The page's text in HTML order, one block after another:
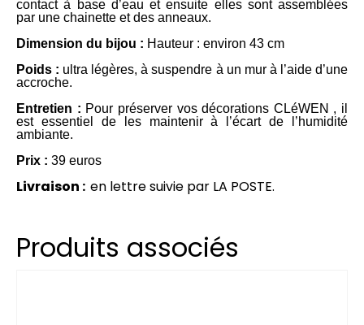
contact à base d’eau et ensuite elles sont assemblées
par une chainette et des anneaux.
Dimension du bijou : Hauteur : environ 43 cm
Poids : ultra légères, à suspendre à un mur à l’aide d’une
accroche.
Entretien : Pour préserver vos décorations CLéWEN , il
est essentiel de les maintenir à l’écart de l’humidité
ambiante.
Prix : 39 euros
Livraison : en lettre suivie par LA POSTE.
Produits associés